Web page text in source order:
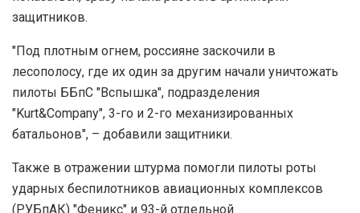
защитников.
"Под плотным огнем, россияне заскочили в
лесополосу, где их один за другим начали уничтожать
пилоты ББпС "Вспышка", подразделения
"Kurt&Company", 3-го и 2-го механизированных
батальонов", – добавили защитники.
Также в отражении штурма помогли пилоты роты
ударных беспилотников авиационных комплексов
(РУБпАК) "Феникс" и 93-й отдельной